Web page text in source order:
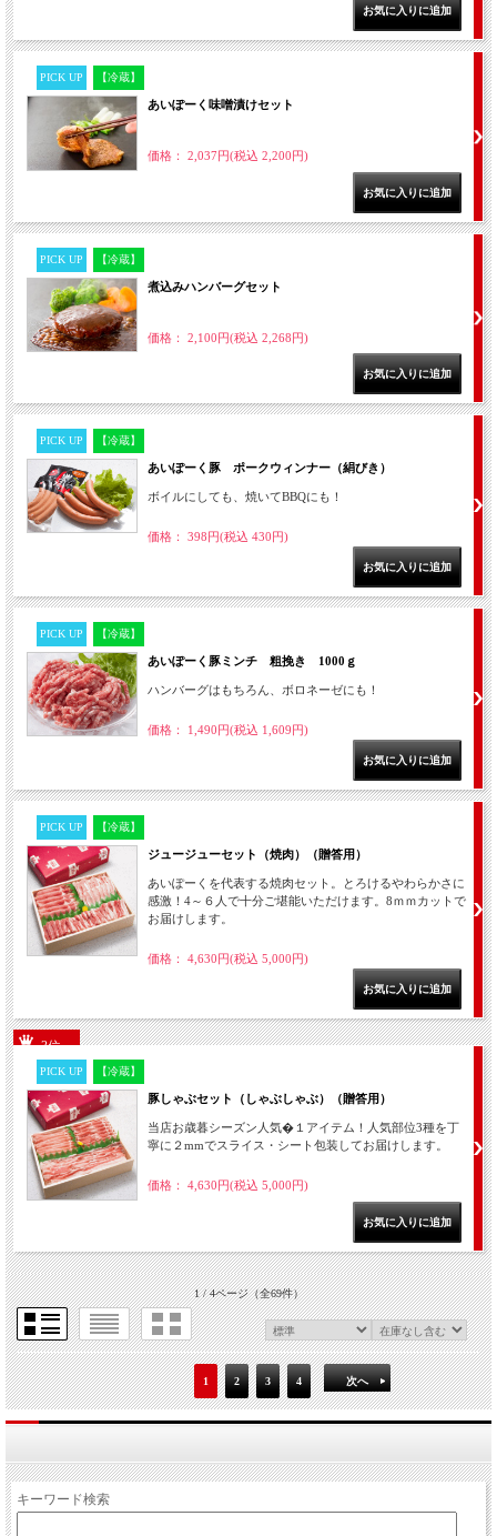
PICK UP 【冷蔵】
あいぽーく味噌漬けセット
価格： 2,037円(税込 2,200円)
PICK UP 【冷蔵】
煮込みハンバーグセット
価格： 2,100円(税込 2,268円)
PICK UP 【冷蔵】
あいぽーく豚 ポークウィンナー（絹びき）
ボイルにしても、焼いてBBQにも！
価格： 398円(税込 430円)
PICK UP 【冷蔵】
あいぽーく豚ミンチ 粗挽き 1000ｇ
ハンバーグはもちろん、ボロネーゼにも！
価格： 1,490円(税込 1,609円)
PICK UP 【冷蔵】
ジュージューセット（焼肉）（贈答用）
あいぽーくを代表する焼肉セット。とろけるやわらかさに
感激！4～６人で十分ご堪能いただけます。8ｍｍカットで
お届けします。
価格： 4,630円(税込 5,000円)
3位
PICK UP 【冷蔵】
豚しゃぶセット（しゃぶしゃぶ）（贈答用）
当店お歳暮シーズン人気�１アイテム！人気部位3種を丁
寧に２mmでスライス・シート包装してお届けします。
価格： 4,630円(税込 5,000円)
1 / 4ページ（全69件）
1 2 3 4 次へ
キーワード検索